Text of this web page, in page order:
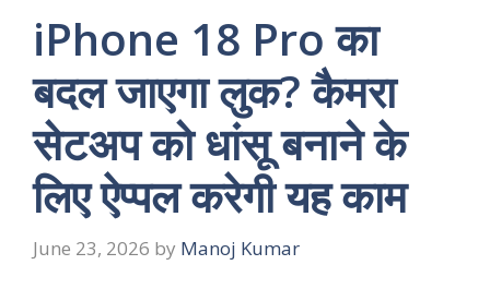
iPhone 18 Pro का
बदल जाएगा लुक? कैमरा
सेटअप को धांसू बनाने के
लिए ऐप्पल करेगी यह काम
June 23, 2026 by Manoj Kumar